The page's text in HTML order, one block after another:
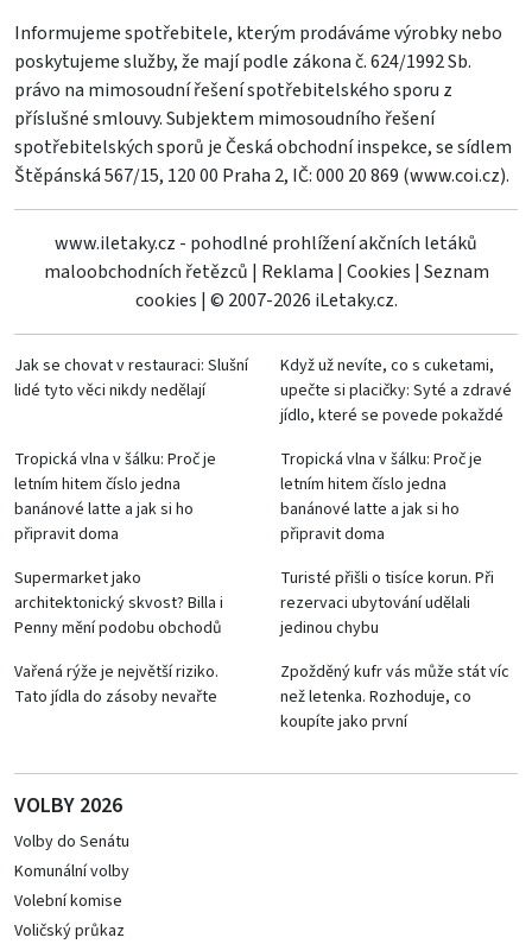
Informujeme spotřebitele, kterým prodáváme výrobky nebo
poskytujeme služby, že mají podle zákona č. 624/1992 Sb.
právo na mimosoudní řešení spotřebitelského sporu z
příslušné smlouvy. Subjektem mimosoudního řešení
spotřebitelských sporů je Česká obchodní inspekce, se sídlem
Štěpánská 567/15, 120 00 Praha 2, IČ: 000 20 869 (www.coi.cz).
www.iletaky.cz - pohodlné prohlížení akčních letáků
maloobchodních řetězců | Reklama | Cookies | Seznam
cookies | © 2007-2026 iLetaky.cz.
Jak se chovat v restauraci: Slušní
lidé tyto věci nikdy nedělají
Když už nevíte, co s cuketami,
upečte si placičky: Syté a zdravé
jídlo, které se povede pokaždé
Tropická vlna v šálku: Proč je
letním hitem číslo jedna
banánové latte a jak si ho
připravit doma
Tropická vlna v šálku: Proč je
letním hitem číslo jedna
banánové latte a jak si ho
připravit doma
Supermarket jako
architektonický skvost? Billa i
Penny mění podobu obchodů
Turisté přišli o tisíce korun. Při
rezervaci ubytování udělali
jedinou chybu
Vařená rýže je největší riziko.
Tato jídla do zásoby nevařte
Zpožděný kufr vás může stát víc
než letenka. Rozhoduje, co
koupíte jako první
VOLBY 2026
Volby do Senátu
Komunální volby
Volební komise
Voličský průkaz